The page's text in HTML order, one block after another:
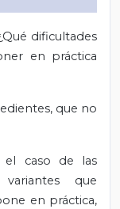
dificultades
en práctica
que no
el caso de las
que
en práctica,